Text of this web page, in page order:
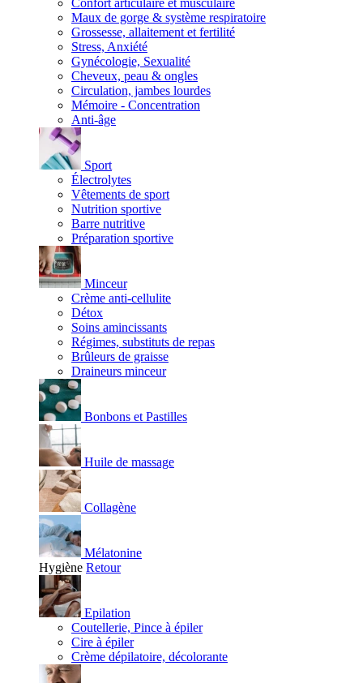
Confort articulaire et musculaire
Maux de gorge & système respiratoire
Grossesse, allaitement et fertilité
Stress, Anxiété
Gynécologie, Sexualité
Cheveux, peau & ongles
Circulation, jambes lourdes
Mémoire - Concentration
Anti-âge
Sport
Électrolytes
Vêtements de sport
Nutrition sportive
Barre nutritive
Préparation sportive
Minceur
Crème anti-cellulite
Détox
Soins amincissants
Régimes, substituts de repas
Brûleurs de graisse
Draineurs minceur
Bonbons et Pastilles
Huile de massage
Collagène
Mélatonine
Hygiène Retour
Epilation
Coutellerie, Pince à épiler
Cire à épiler
Crème dépilatoire, décolorante